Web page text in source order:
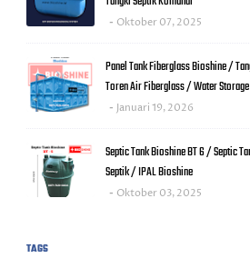
Oktober 07, 2025
Panel Tank Fiberglass Bioshine /
Toren Air Fiberglass / Water Storage
Januari 19, 2026
Septic Tank Bioshine BT 6 / Septic
Septik / IPAL Bioshine
Oktober 03, 2025
TAGS